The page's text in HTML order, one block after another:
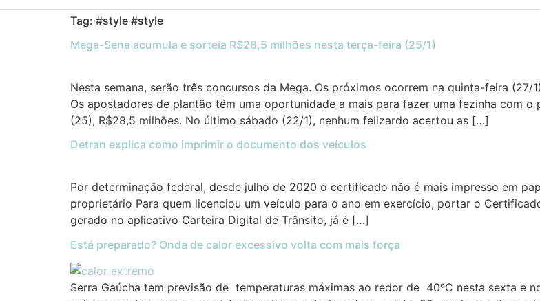
Tag: #style #style
Mega-Sena acumula e sorteia R$28,5 milhões nesta terça-feira (25/1)
Nesta semana, serão três concursos da Mega. Os próximos ocorrem na quinta-feira (27/
Os apostadores de plantão têm uma oportunidade a mais para fazer uma fezinha com
(25), R$28,5 milhões. No último sábado (22/1), nenhum felizardo acertou as […]
Detran explica como imprimir o documento dos veículos
Por determinação federal, desde julho de 2020 o certificado não é mais impresso em
proprietário Para quem licenciou um veículo para o ano em exercício, portar o
gerado no aplicativo Carteira Digital de Trânsito, já é […]
Está preparado? Onda de calor excessivo volta com mais força
Serra Gaúcha tem previsão de temperaturas máximas ao redor de 40ºC nesta sexta e